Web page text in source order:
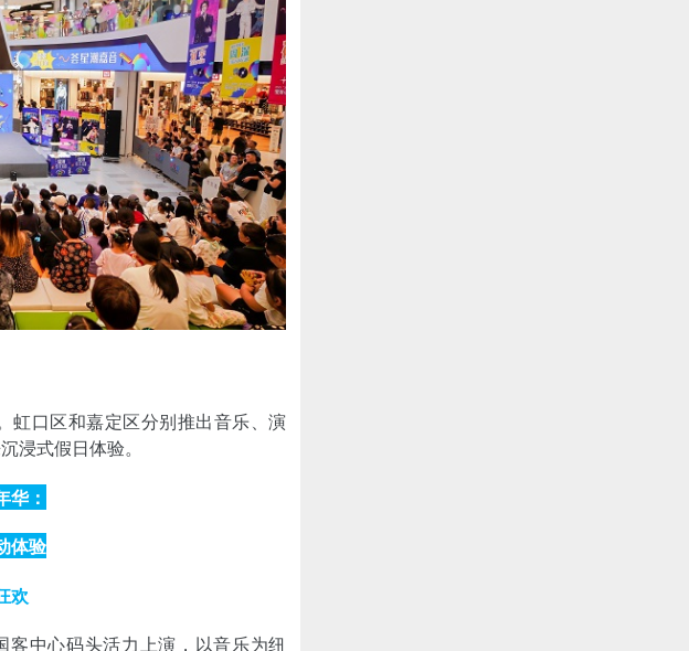
虹口区和嘉定区分别推出音乐、演
浸式假日体验。
华：
体验
欢
客中心码头活力上演，以音乐为纽